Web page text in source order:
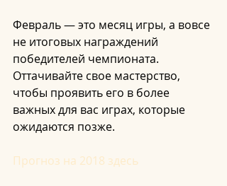
Февраль — это месяц игры, а вовсе
не итоговых награждений
победителей чемпионата.
Оттачивайте свое мастерство,
чтобы проявить его в более
важных для вас играх, которые
ожидаются позже.
Прогноз на 2018 здесь